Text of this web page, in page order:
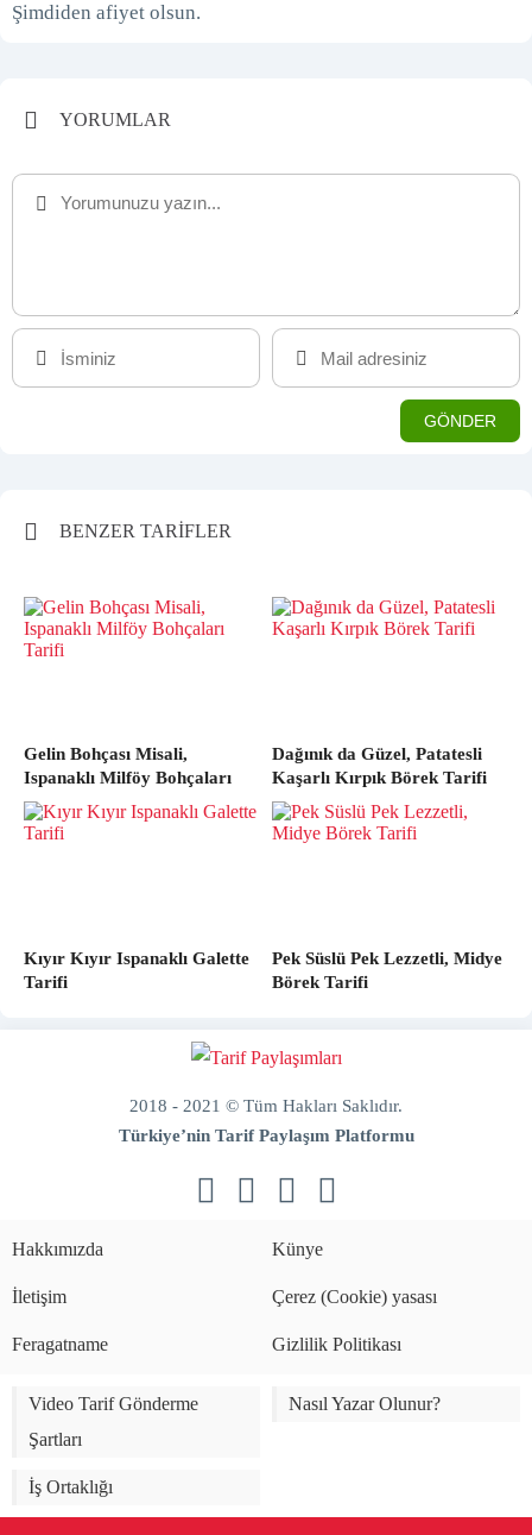
Şimdiden afiyet olsun.
YORUMLAR
BENZER TARİFLER
Gelin Bohçası Misali,
Ispanaklı Milföy Bohçaları
Tarifi
Dağınık da Güzel, Patatesli
Kaşarlı Kırpık Börek Tarifi
Kıyır Kıyır Ispanaklı Galette
Tarifi
Pek Süslü Pek Lezzetli, Midye
Börek Tarifi
2018 - 2021 © Tüm Hakları Saklıdır.
Türkiye’nin Tarif Paylaşım Platformu
sabitleme
Hakkımızda Künye
İletişim Çerez (Cookie) yasası
Feragatname Gizlilik Politikası
Video Tarif Gönderme
Şartları
Nasıl Yazar Olunur?
İş Ortaklığı